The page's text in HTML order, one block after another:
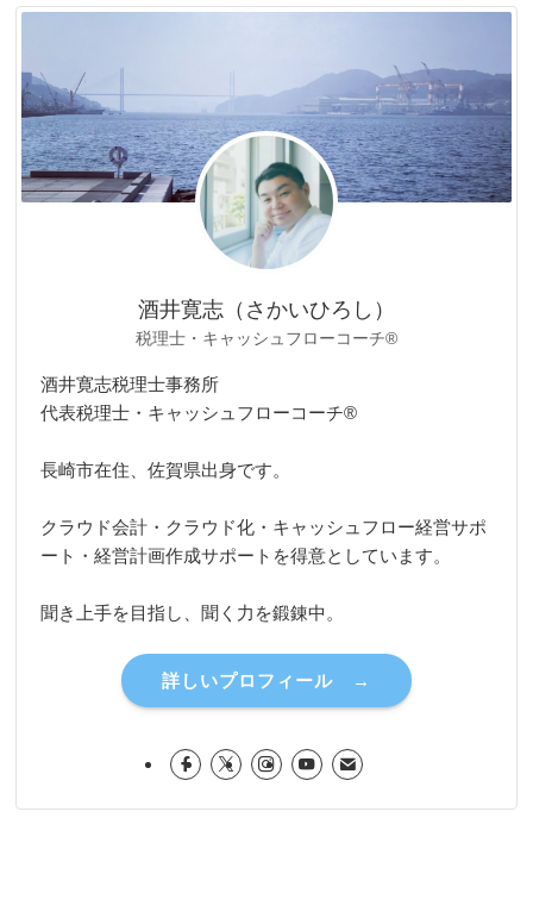
リ
酒井寛志（さかいひろし）
税理士・キャッシュフローコーチ®
酒井寛志税理士事務所
代表税理士・キャッシュフローコーチ®
長崎市在住、佐賀県出身です。
クラウド会計・クラウド化・キャッシュフロー経営サポ
ート・経営計画作成サポートを得意としています。
聞き上手を目指し、聞く力を鍛錬中。
詳しいプロフィール →